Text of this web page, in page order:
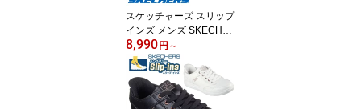
スケッチャーズ スリップ
インズ メンズ SKECHE
RS Slip-ins スリッポン
ハンズフリー スニーカー
ウノ イージー エア UNO
EASY AIR 183005 ノー
マル 普通幅
8,990 円 ～